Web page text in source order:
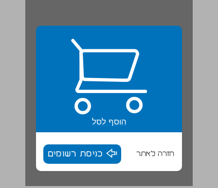
הוסף לסל
חזרה לאתר כניסת רשומים